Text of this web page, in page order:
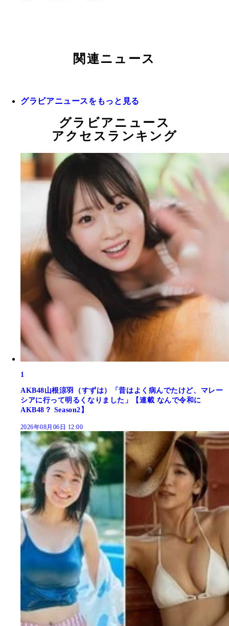
関連ニュース
グラビアニュースをもっと見る
グラビアニュース
アクセスランキング
1
AKB48山根涼羽（すずは）「昔はよく病んでたけど、マレー
シアに行って明るくなりました」【連載 なんで令和に
AKB48？ Season2】
2026年08月06日 12:00